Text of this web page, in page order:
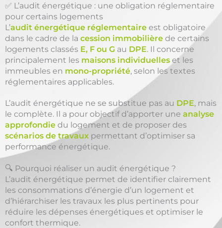
✅ L’audit énergétique : une obligation réglementaire
pour certains logements
L’audit énergétique réglementaire est obligatoire
dans le cadre de la cession immobilière de certains
logements classés E, F ou G au DPE. Il concerne
principalement les maisons individuelles et les
immeubles en mono-propriété, selon les textes
réglementaires applicables.
L’audit énergétique ne se substitue pas au DPE, mais
le complète. Il a pour objectif d’apporter une analyse
approfondie du logement et de proposer des
scénarios de travaux permettant d’optimiser sa
performance énergétique.
🔍 Pourquoi réaliser un audit énergétique ?
L’audit énergétique permet de identifier clairement
les consommations d’énergie d’un logement et
d’hiérarchiser les travaux les plus pertinents pour
réduire les dépenses énergétiques et optimiser le
confort thermique.